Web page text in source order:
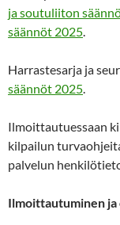
ja soutuliiton
säännöt 2025.
Harrastesarja ja
säännöt 2025.
Ilmoittautuessaan
kilpailun
palvelun
Ilmoittautuminen ja